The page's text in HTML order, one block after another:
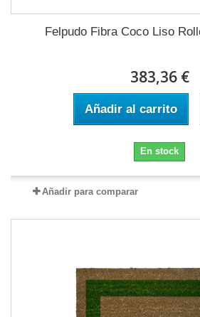
Felpudo Fibra Coco Liso
383,36 €
Añadir al carrito
En stock
Añadir para comparar